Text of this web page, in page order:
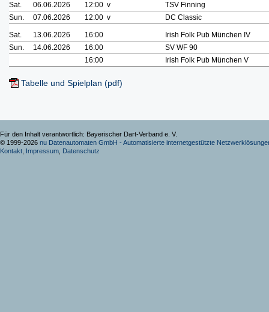
Sat. 06.06.2026 12:00 v
TSV Finning
Sun.
07.06.2026 12:00 v DC Classic
Sat. 13.06.2026 16:00
Irish Folk Pub München IV
Sun.
14.06.2026 16:00
SV WF 90
16:00
Irish Folk Pub München V
Tabelle und Spielplan (pdf)
Für den Inhalt verantwortlich: Bayerischer Dart-Verband e. V.
© 1999-2026 nu Datenautomaten GmbH - Automatisierte internetgestützte
Kontakt Impressum Datenschutz